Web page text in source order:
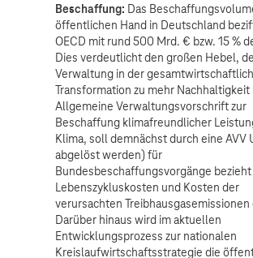
Beschaffung: Das
öffentlichen Hand in Deutschland
OECD mit rund 500 Mrd. € bzw. 15 %
Dies verdeutlicht den großen Hebel,
Verwaltung in der
Transformation zu mehr Nachhaltigkeit
Allgemeine Verwaltungsvorschrift zur
Beschaffung klimafreundlicher
Klima, soll demnächst durch eine AVV
abgelöst werden) für
Bundesbeschaffungsvorgänge
Lebenszykluskosten und Kosten der
verursachten Treibhausgasemissionen
Darüber hinaus wird im aktuellen
Entwicklungsprozess zur nationalen
Kreislaufwirtschaftsstrategie die